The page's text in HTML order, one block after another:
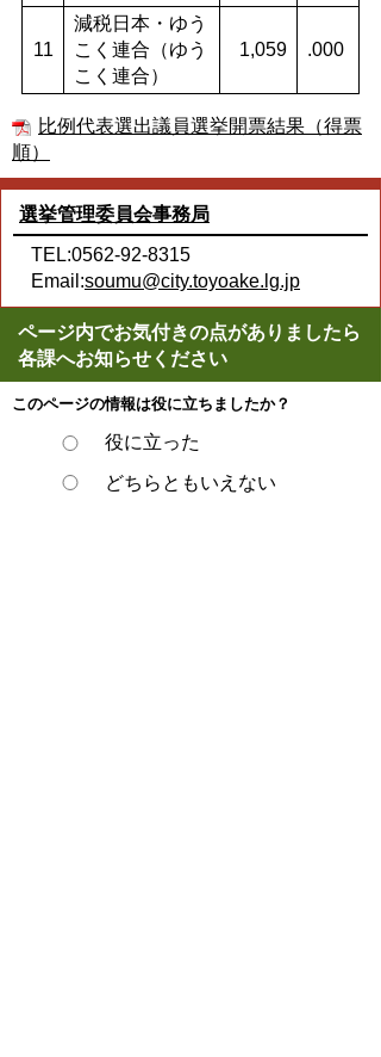
11
減税日本・ゆう
こく連合（ゆう
こく連合）
1,059 .000
比例代表選出議員選挙開票結果（得票
順）
選挙管理委員会事務局
TEL:0562-92-8315
Email:soumu@city.toyoake.lg.jp
ページ内でお気付きの点がありましたら
各課へお知らせください
このページの情報は役に立ちましたか？
役に立った
どちらともいえない